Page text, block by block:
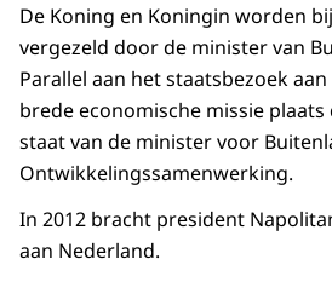
De Koning en Koningin worden
vergezeld door de minister van
Parallel aan het staatsbezoek
brede economische missie
staat van de minister voor
Ontwikkelingssamenwerking.
In 2012 bracht president
aan Nederland.